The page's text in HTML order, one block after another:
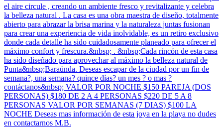
el aire circule , creando un ambiente fresco y revitalizante y celebra
la belleza natural . La casa es una obra maestra de diseño, totalmente
abierto para abrazar la brisa marina y la naturaleza juntas fusionan
para crear una experiencia de vida inolvidable, es un retiro exclusivo
donde cada detalle ha sido cuidadosamente planeado para ofrecer el
máximo confort y frescura.&nbsp; . &nbsp;Cada rincón de esta casa
ha sido diseñado para aprovechar al máximo la belleza natural de
Punta&nbsp;Baraúnda. Deseas escapar de la ciudad por un fin de
semana?, una semana? quince días? un mes ? o mas ?
contáctanos&nbsp; VALOR POR NOCHE $150 PAREJA (DOS
PERSONAS) $180 DE 2 A 4 PERSONAS $220 DE 5 A 8
PERSONAS VALOR POR SEMANAS (7 DIAS) $100 LA
NOCHE Deseas mas información de esta joya en la playa no dudes
en contactarnos M.B.